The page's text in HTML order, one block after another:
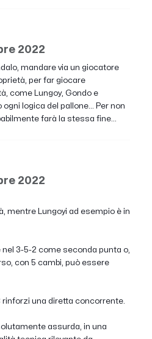
2022
mandare via un giocatore
per far giocare
come Lungoy, Gondo e
logica del pallone... Per non
farà la stessa fine...
2022
mentre Lungoyi ad esempio è in
3-5-2 come seconda punta o,
con 5 cambi, può essere
una diretta concorrente.
assurda, in una